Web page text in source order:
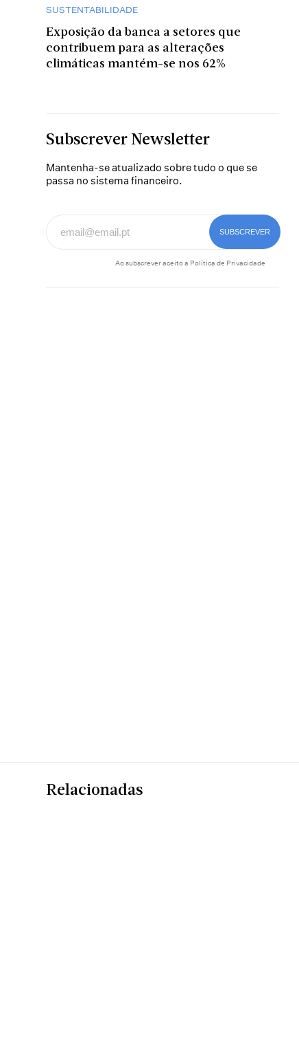
SUSTENTABILIDADE
Exposição da banca a setores que
contribuem para as alterações
climáticas mantém-se nos 62%
Subscrever Newsletter
Mantenha-se atualizado sobre tudo o que se
passa no sistema financeiro.
Ao subscrever aceito a Política de Privacidade
Relacionadas